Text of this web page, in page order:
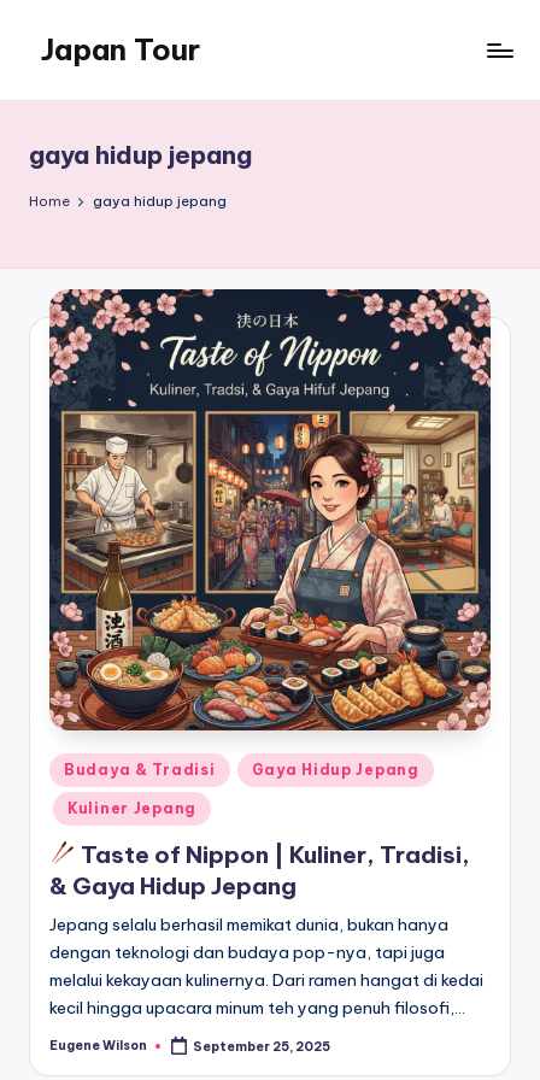
content
Japan Tour
menakjubkan
gaya hidup jepang
Home gaya hidup jepang
Posted
in
Budaya & Tradisi Gaya Hidup Jepang
Kuliner Jepang
Taste of Nippon | Kuliner, Tradisi,
& Gaya Hidup Jepang
Jepang selalu berhasil memikat dunia, bukan hanya
dengan teknologi dan budaya pop-nya, tapi juga
melalui kekayaan kulinernya. Dari ramen hangat di kedai
kecil hingga upacara minum teh yang penuh filosofi,…
Posted
Eugene Wilson September 25, 2025